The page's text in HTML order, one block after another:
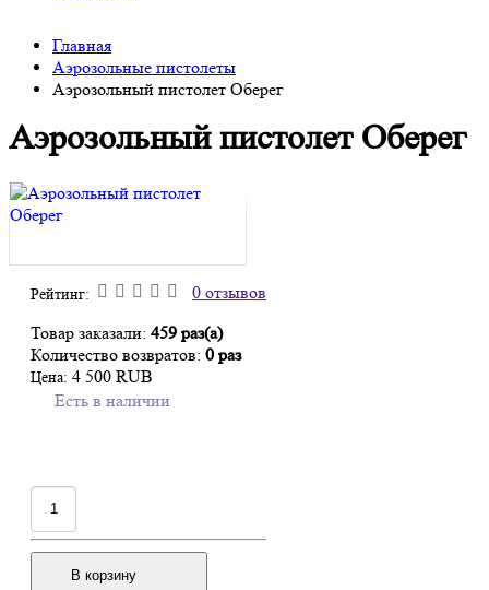
Главная
Аэрозольные пистолеты
Аэрозольный пистолет Оберег
Аэрозольный пистолет Оберег
Рейтинг:
0 отзывов
Товар заказали: 459 раз(а)
Количество возвратов: 0 раз
Цена: 4 500 RUB
Есть в наличии
В корзину